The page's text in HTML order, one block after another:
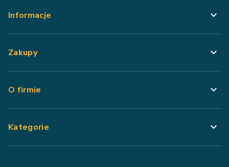
Informacje
Zakupy
O firmie
Kategorie